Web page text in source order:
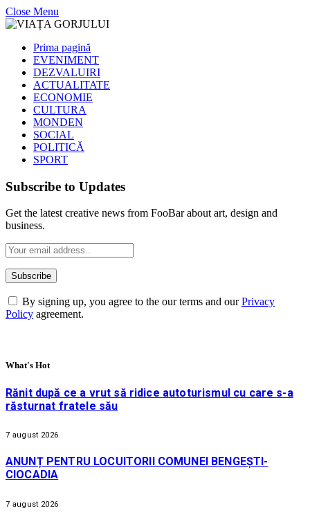
Close Menu
Prima pagină
EVENIMENT
DEZVALUIRI
ACTUALITATE
ECONOMIE
CULTURA
MONDEN
SOCIAL
POLITICĂ
SPORT
Subscribe to Updates
Get the latest creative news from FooBar about art, design and
business.
By signing up, you agree to the our terms and ourPrivacy
Policy agreement.
What's Hot
Rănit după ce a vrut să ridice autoturismul cu care s-a
răsturnat fratele său
7 august 2026
ANUNȚ PENTRU LOCUITORII COMUNEI BENGEȘTI-
CIOCADIA
7 august 2026